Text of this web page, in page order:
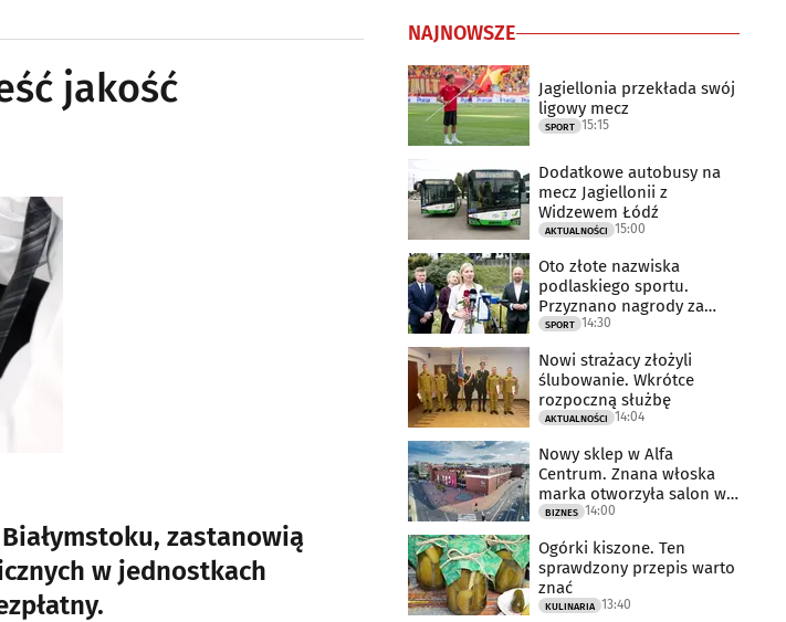
jakość
zastanowią
w jednostkach
NAJNOWSZE
Jagiellonia przekłada swój
ligowy mecz
SPORT 15:15
Dodatkowe autobusy na
mecz Jagiellonii z
Widzewem Łódź
AKTUALNOŚCI 15:00
Oto złote nazwiska
podlaskiego sportu.
Przyznano nagrody za
2025 rok
SPORT 14:30
Nowi strażacy złożyli
ślubowanie. Wkrótce
rozpoczną służbę
AKTUALNOŚCI 14:04
Nowy sklep w Alfa
Centrum. Znana włoska
marka otworzyła salon w
Białymstoku
BIZNES 14:00
Ogórki kiszone. Ten
sprawdzony przepis warto
znać
KULINARIA 13:40